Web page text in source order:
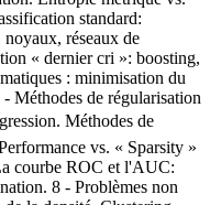
standard:
réseaux de
« dernier cri »: boosting,
: minimisation du
Méthodes de régularisation
Méthodes de
vs. « Sparsity »
courbe ROC et l'AUC:
8 - Problèmes non